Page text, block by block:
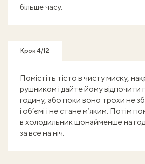
більше часу.
Крок 4/12
Помістіть тісто в чисту миску,
рушником і дайте йому відпочити
годину, або поки воно трохи не
і об’ємі і не стане м’яким. Потім
в холодильник щонайменше на
за все на ніч.